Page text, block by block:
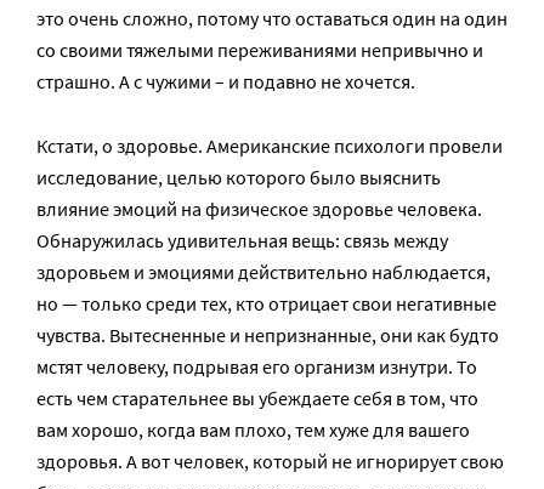
это очень сложно, потому что оставаться один на один
со своими тяжелыми переживаниями непривычно и
страшно. А с чужими – и подавно не хочется.
Кстати, о здоровье. Американские психологи провели
исследование, целью которого было выяснить
влияние эмоций на физическое здоровье человека.
Обнаружилась удивительная вещь: связь между
здоровьем и эмоциями действительно наблюдается,
но — только среди тех, кто отрицает свои негативные
чувства. Вытесненные и непризнанные, они как будто
мстят человеку, подрывая его организм изнутри. То
есть чем старательнее вы убеждаете себя в том, что
вам хорошо, когда вам плохо, тем хуже для вашего
здоровья. А вот человек, который не игнорирует свою